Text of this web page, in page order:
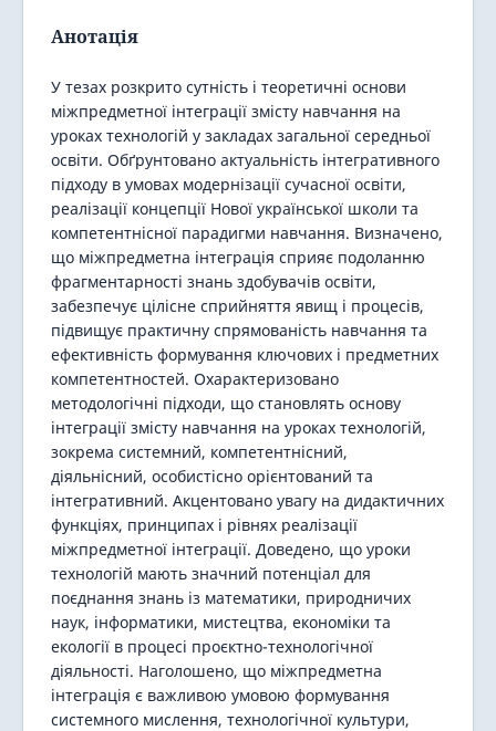
Анотація
У тезах розкрито сутність і теоретичні основи
міжпредметної інтеграції змісту навчання на
уроках технологій у закладах загальної середньої
освіти. Обґрунтовано актуальність інтегративного
підходу в умовах модернізації сучасної освіти,
реалізації концепції Нової української школи та
компетентнісної парадигми навчання. Визначено,
що міжпредметна інтеграція сприяє подоланню
фрагментарності знань здобувачів освіти,
забезпечує цілісне сприйняття явищ і процесів,
підвищує практичну спрямованість навчання та
ефективність формування ключових і предметних
компетентностей. Охарактеризовано
методологічні підходи, що становлять основу
інтеграції змісту навчання на уроках технологій,
зокрема системний, компетентнісний,
діяльнісний, особистісно орієнтований та
інтегративний. Акцентовано увагу на дидактичних
функціях, принципах і рівнях реалізації
міжпредметної інтеграції. Доведено, що уроки
технологій мають значний потенціал для
поєднання знань із математики, природничих
наук, інформатики, мистецтва, економіки та
екології в процесі проєктно-технологічної
діяльності. Наголошено, що міжпредметна
інтеграція є важливою умовою формування
системного мислення, технологічної культури,